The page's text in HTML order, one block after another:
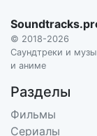
RAMIN
My Watch
RAMIN
Needle
RAMIN
© 2018-2026
Саундтреки и
и аниме
Разделы
Фильмы
Сериалы